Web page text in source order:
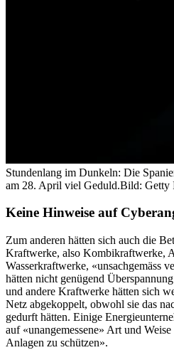
Stundenlang im Dunkeln: Die
am 28. April viel Geduld.Bild: Getty
Keine Hinweise auf
Zum anderen hätten sich auch die
Kraftwerke, also Kombikraftwerke,
Wasserkraftwerke, «unsachgemäss
hätten nicht genügend
und andere Kraftwerke hätten sich
Netz abgekoppelt, obwohl sie das
gedurft hätten. Einige
auf «unangemessene» Art und
Anlagen zu schützen».